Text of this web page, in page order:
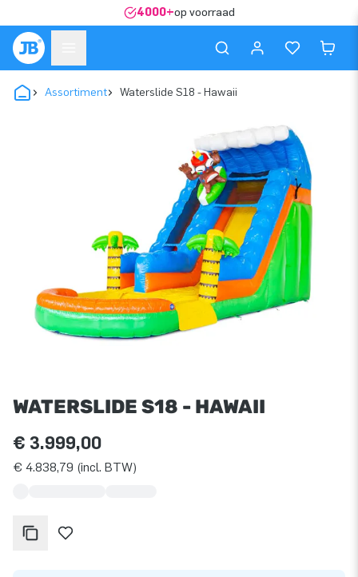
4000+op voorraad
Assortiment Waterslide S18 - Hawaii
WATERSLIDE S18 - HAWAII
€ 3.999,00
€ 4.838,79 (incl. BTW)